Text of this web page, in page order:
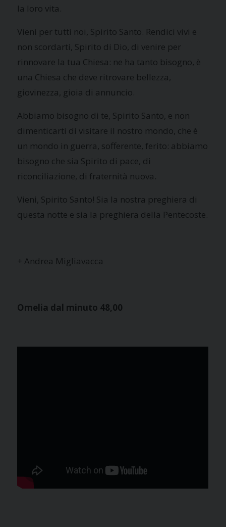
la loro vita.
Vieni per tutti noi, Spirito Santo. Rendici vivi e
non scordarti, Spirito di Dio, di venire per
rinnovare la tua Chiesa: ne ha tanto bisogno, è
una Chiesa che deve ritrovare bellezza,
giovinezza, gioia di annuncio.
Abbiamo bisogno di te, Spirito Santo, e non
dimenticarti di visitare il nostro mondo, che è
un mondo in guerra, sofferente, ferito: abbiamo
bisogno che sia Spirito di pace, di
riconciliazione, di fraternità nuova.
Vieni, Spirito Santo! Sia la nostra preghiera di
questa notte e sia la preghiera della Pentecoste.
+ Andrea Migliavacca
Omelia dal minuto 48,00